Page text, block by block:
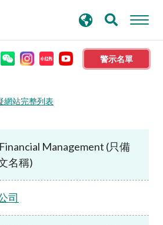
警示名單
網站完整列表
Management (只備
名稱)
司